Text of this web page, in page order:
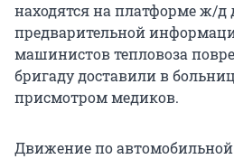
находятся на платформе ж/д
предварительной
машинистов тепловоза
бригаду доставили в
присмотром медиков.
Движение по автомобильной